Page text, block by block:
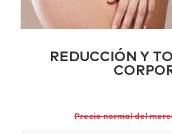
REDUCCIÓN Y
Precio normal del